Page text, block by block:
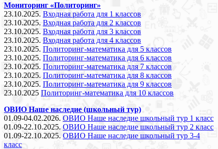
Мониторинг «Политоринг»
23.10.2025. Входная работа для 1 классов
23.10.2025. Входная работа для 2 классов
23.10.2025. Входная работа для 3 классов
23.10.2025. Входная работа для 4 классов
23.10.2025. Политоринг-математика для 5 классов
23.10.2025. Политоринг-математика для 6 классов
23.10.2025. Политоринг-математика для 7 классов
23.10.2025. Политоринг-математика для 8 классов
23.10.2025. Политоринг-математика для 9 классов
23.10.2025 Политоринг-математика для 10 классов
ОВИО Наше наследие (школьный тур)
01.09-04.02.2026. ОВИО Наше наследие школьный тур 1 класс
01.09-22.10.2025. ОВИО Наше наследие школьный тур 2 класс
01.09-22.10.2025. ОВИО Наше наследие школьный тур 3-4
класс